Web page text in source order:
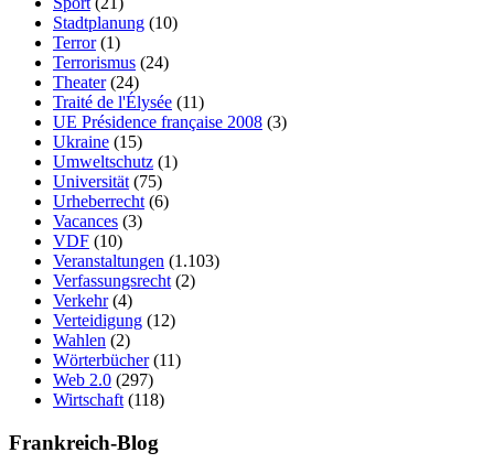
Stadtplanung (10)
Terror(1)
Terrorismus (24)
Theater(24)
Traité de l'Élysée (11)
UE Présidence française 2008 (3)
Ukraine (15)
Umweltschutz (1)
Universität (75)
Urheberrecht (6)
Vacances (3)
VDF (10)
Veranstaltungen (1.103)
Verfassungsrecht (2)
Verkehr(4)
Verteidigung (12)
Wahlen (2)
Wörterbücher(11)
Web 2.0 (297)
Wirtschaft (118)
Frankreich-Blog